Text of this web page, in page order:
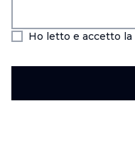
Ho letto e accetto la